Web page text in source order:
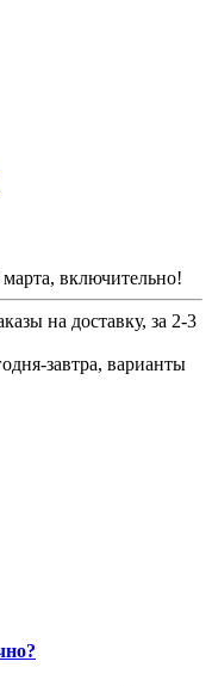
включительно!
на доставку, за 2-3
завтра, варианты